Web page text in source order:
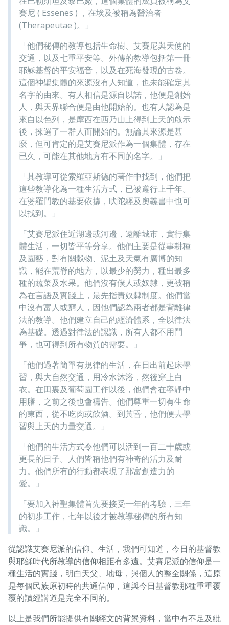
賽尼 ( Essenes ) ，在埃及被稱為醫治者
(Therapeutae )。」
「他們秘傳的教導包括生命樹、艾賽尼與天使的
交通，以及七重平安等。外傳的教導包括第一冊
耶穌基督的平安福音，以及在死海發現的古卷。
這個神聖集體的來源沒有人知道，也未能確定其
名字的由來。有人相信是源自以諾，他便是創始
人，與天界聯合便是由他開始的。也有人認為是
來自以色列，是摩西在西乃山上得到上天的啟示
後，揀選了一群人而開始的。無論其來源是甚
麼，但可肯定的是艾賽尼派作為一個集體，存在
已久，可能在其他地方有不同的名字。」
「其教導可從索羅亞斯德的著作中找到，他們把
這些教導化為一種生活方式，已被遵行上千年。
在婆羅門教的基要依據，吠陀經及奧義書中也可
以找到。」
「艾賽尼派住近湖邊或河邊，遠離城市，實行集
體生活，一切皆平等分享。他們主要是從事耕種
及園藝，對有關穀物、泥土及天氣有廣博的知
識，能在荒脊的地方，以最少的勞力，種出最多
種的蔬菜及水果。他們沒有僕人或奴隸，更被稱
為在言語及實踐上，最先指責奴隸制度。他們當
中沒有富人或窮人，因他們認為兩者都是背離律
法的教導。他們建立自己的經濟體系，全以律法
為基礎。透過對律法的認識，所有人都不用鬥
爭，也可得到所有物質的需要。」
「他們過著簡單有規律的生活，在日出前起床學
習，與大自然交通，用冷水沐浴，然後穿上白
衣。在田裏及葡萄園工作以後，他們會在寧靜中
用膳，之前之後也會禱告。他們尊重一切有生命
的東西，從不吃肉或飲酒。到黃昏，他們便去學
習與上天的力量交通。」
「他們的生活方式令他們可以活到一百二十歲或
更長的日子。人們皆稱他們有神奇的活力及耐
力。他們所有的行動都表現了那富創造力的
愛。」
「要加入神聖集體首先要接受一年的考驗，三年
的初步工作，七年以後才被教導秘傳的所有知
識。」
從認識艾賽尼派的信仰、生活，我們可知道，今日的基督教
與耶穌時代所教導的信仰相距有多遠。艾賽尼派的信仰是一
種生活的實踐，明白天父、地母，與個人的整全關係，這原
是每個民族原初時的共通信仰，這與今日基督教那種重重覆
覆的讀經講道是完全不同的。
以上是我們所能提供有關經文的背景資料，當中有不足及紕